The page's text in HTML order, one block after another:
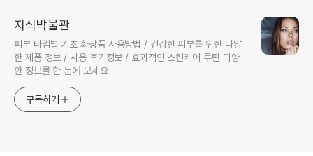
지식박물관
피부 타입별 기초 화장품 사용방법 / 건강한 피부를 위한 다양
한 제품 정보 / 사용 후기정보 / 효과적인 스킨케어 루틴 다양
한 정보를 한 눈에 보세요
구독하기